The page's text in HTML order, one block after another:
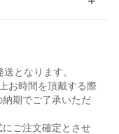
送となります。
お時間を頂戴する際
期でご了承いただ
ご注文確定とさせ